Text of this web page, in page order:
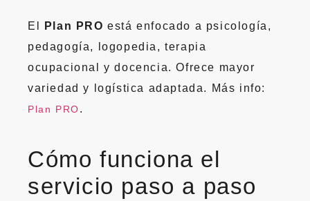
El Plan PRO está enfocado a psicología,
pedagogía, logopedia, terapia
ocupacional y docencia. Ofrece mayor
variedad y logística adaptada. Más info:
Plan PRO.
Cómo funciona el
servicio paso a paso